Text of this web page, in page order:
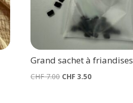
Grand sachet à friandises
CHF7.00 Le
CHF 3.50Le